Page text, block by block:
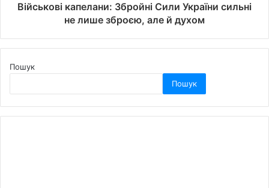
Військові капелани: Збройні Сили України сильні
не лише зброєю, але й духом
Пошук
Пошук